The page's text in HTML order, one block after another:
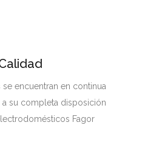
encuentran en continua
su completa disposición
Fagor